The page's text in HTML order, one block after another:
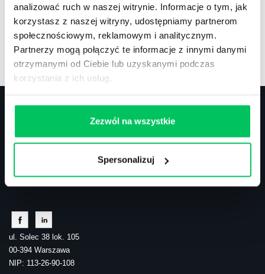
analizować ruch w naszej witrynie. Informacje o tym, jak
korzystasz z naszej witryny, udostępniamy partnerom
społecznościowym, reklamowym i analitycznym.
Partnerzy mogą połączyć te informacje z innymi danymi
otrzymanymi od Ciebie lub uzyskanymi podczas
korzystania z ich usług.
Zezwól na wszystkie
Spersonalizuj
Artykuły,Artykuły cd.,Prawo
Standardowe informacje z obszaru szkoleń.
Kontakt
tel.: 505 273 550
ul. Solec 38 lok. 105
00-394 Warszawa
NIP: 113-26-90-108